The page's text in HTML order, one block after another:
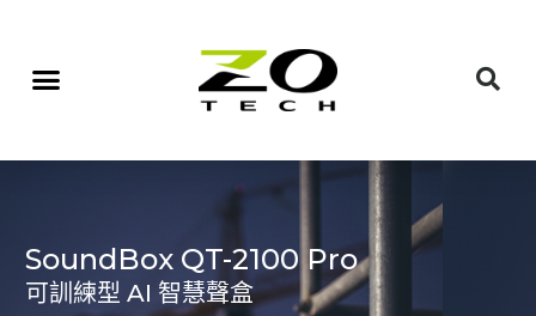
SoundBox QT-2100 Pro
可訓練型 AI 智慧聲盒